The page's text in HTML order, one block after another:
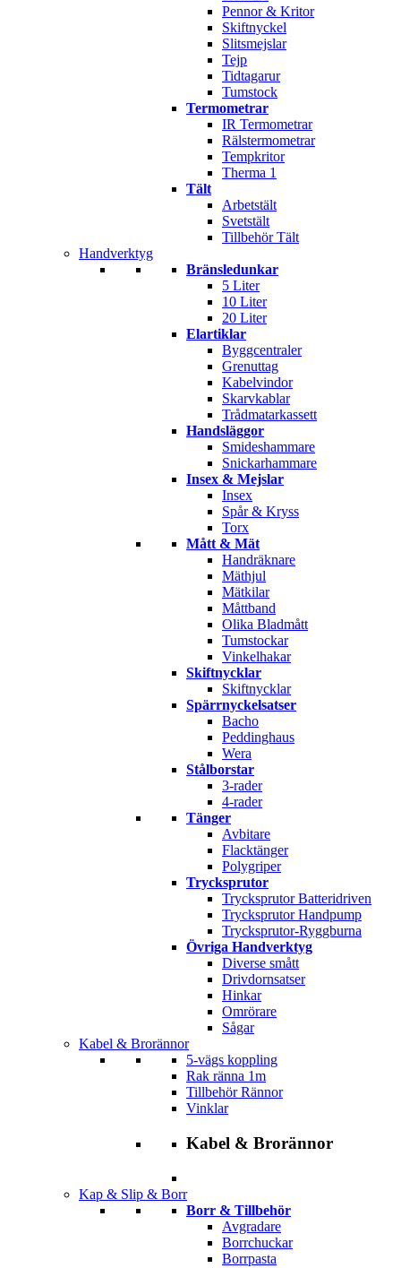
Pennor & Kritor
Skiftnyckel
Slitsmejslar
Tejp
Tidtagarur
Tumstock
Termometrar
IR Termometrar
Rälstermometrar
Tempkritor
Therma 1
Tält
Arbetstält
Svetstält
Tillbehör Tält
Handverktyg
Bränsledunkar
5 Liter
10 Liter
20 Liter
Elartiklar
Byggcentraler
Grenuttag
Kabelvindor
Skarvkablar
Trådmatarkassett
Handsläggor
Smideshammare
Snickarhammare
Insex & Mejslar
Insex
Spår & Kryss
Torx
Mått & Mät
Handräknare
Mäthjul
Mätkilar
Måttband
Olika Bladmått
Tumstockar
Vinkelhakar
Skiftnycklar
Skiftnycklar
Spärrnyckelsatser
Bacho
Peddinghaus
Wera
Stålborstar
3-rader
4-rader
Tänger
Avbitare
Flacktänger
Polygriper
Trycksprutor
Trycksprutor Batteridriven
Trycksprutor Handpump
Trycksprutor-Ryggburna
Övriga Handverktyg
Diverse smått
Drivdornsatser
Hinkar
Omrörare
Sågar
Kabel & Brorännor
5-vägs koppling
Rak ränna 1m
Tillbehör Rännor
Vinklar
Kabel & Brorännor
Kap & Slip & Borr
Borr & Tillbehör
Avgradare
Borrchuckar
Borrpasta